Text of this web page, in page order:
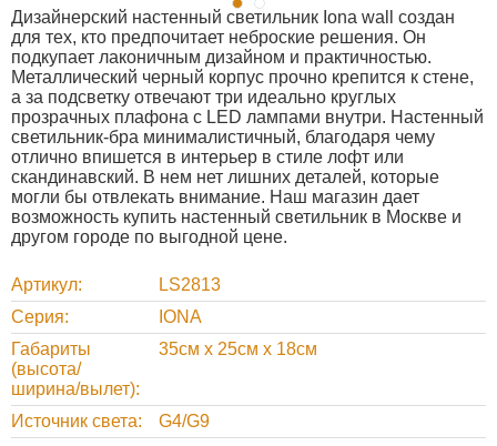
Дизайнерский настенный светильник Iona wall создан
для тех, кто предпочитает неброские решения. Он
подкупает лаконичным дизайном и практичностью.
Металлический черный корпус прочно крепится к стене,
а за подсветку отвечают три идеально круглых
прозрачных плафона с LED лампами внутри. Настенный
светильник-бра минималистичный, благодаря чему
отлично впишется в интерьер в стиле лофт или
скандинавский. В нем нет лишних деталей, которые
могли бы отвлекать внимание. Наш магазин дает
возможность купить настенный светильник в Москве и
другом городе по выгодной цене.
Артикул
LS2813
Серия
IONA
Габариты
(высота/
ширина/вылет)
35см х 25см х 18см
Источник света
G4/G9